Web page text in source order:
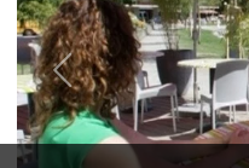
Previous